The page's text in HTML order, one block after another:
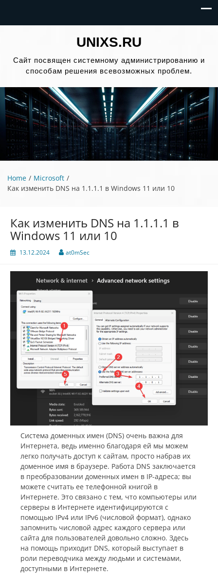
UNIXS.RU
Сайт посвящен системному администрированию и
способам решения всевозможных проблем.
Home
Microsoft
Как изменить DNS на 1.1.1.1 в Windows 11 или 10
Как изменить DNS на 1.1.1.1 в
Windows 11 или 10
13.12.2024 at0mSec
Система доменных имен (DNS) очень важна для
Интернета, ведь именно благодаря ей мы можем
легко получать доступ к сайтам, просто набрав их
доменное имя в браузере. Работа DNS заключается
в преобразовании доменных имен в IP-адреса; вы
можете считать ее телефонной книгой в
Интернете. Это связано с тем, что компьютеры или
серверы в Интернете идентифицируются с
помощью IPv4 или IPv6 (числовой формат), однако
запомнить числовой адрес каждого сервера или
сайта для пользователей довольно сложно. Здесь
на помощь приходит DNS, который выступает в
роли переводчика между людьми и системами,
доступными в Интернете.